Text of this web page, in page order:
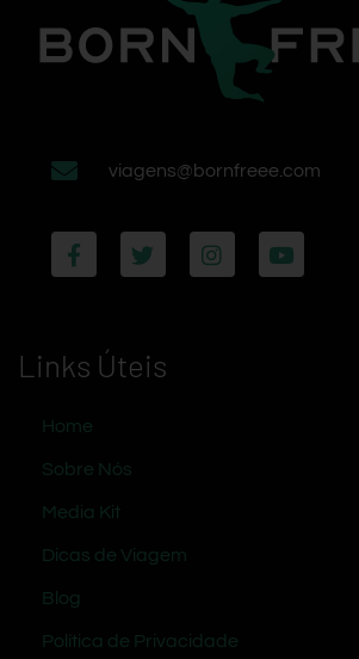
viagens@bornfreee.com
Links Úteis
Home
Sobre Nós
Media Kit
Dicas de Viagem
Blog
Política de Privacidade